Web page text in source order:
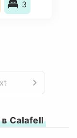
3
Calafell